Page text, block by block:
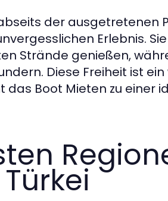
der ausgetretenen
Erlebnis.
Strände genießen,
Diese Freiheit ist
das Boot Mieten zu einer